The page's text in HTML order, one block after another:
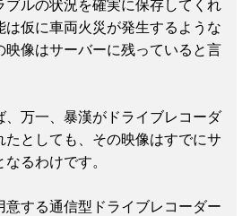
ブルの状況を確実に保存してくれ
は仮に車両火災が発生するような
映像はサーバーに残っていると言
、万一、暴漢がドライブレコーダ
たとしても、その映像はすでにサ
るわけです。
意する通信型ドライブレコーダー